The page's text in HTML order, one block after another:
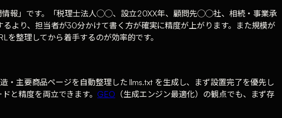
情報」です。「税理士法人◯◯、設立20XX年、顧問先◯◯社、相続・事業承
より、担当者が30分かけて書く方が確実に精度が上がります。また規模が
整理してから着手するのが効率的です。
主要商品ページを自動整理した llms.txt を生成し、まず設置完了を優先し
と精度を両立できます。GEO （生成エンジン最適化）の観点でも、まず存